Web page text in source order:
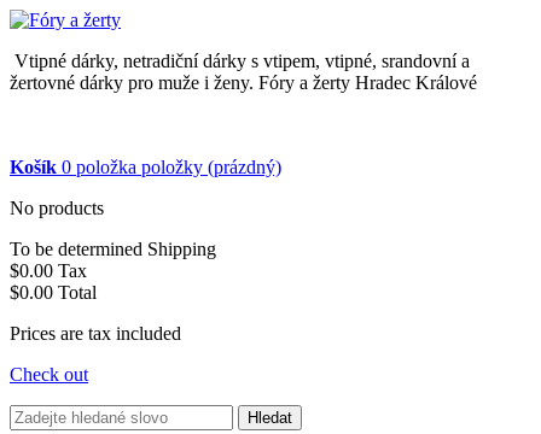
Vtipné dárky, netradiční dárky s vtipem, vtipné, srandovní a
žertovné dárky pro muže i ženy. Fóry a žerty Hradec Králové
Košík 0 položka položky (prázdný)
No products
To be determined Shipping
$0.00 Tax
$0.00 Total
Prices are tax included
Check out
Hledat